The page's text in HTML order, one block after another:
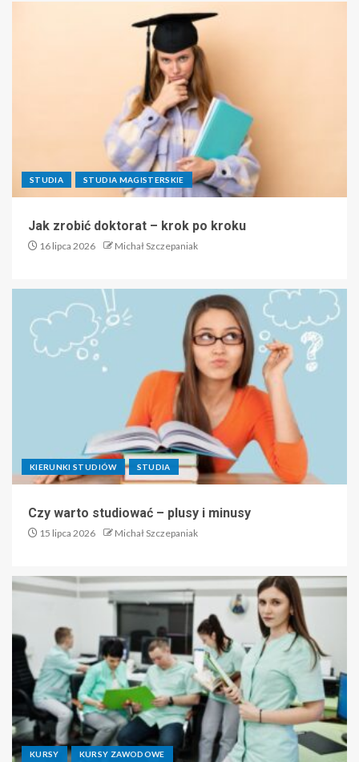
STUDIA STUDIA MAGISTERSKIE
Jak zrobić doktorat – krok po kroku
16 lipca 2026 Michał Szczepaniak
KIERUNKI STUDIÓW STUDIA
Czy warto studiować – plusy i minusy
15 lipca 2026 Michał Szczepaniak
KURSY KURSY ZAWODOWE